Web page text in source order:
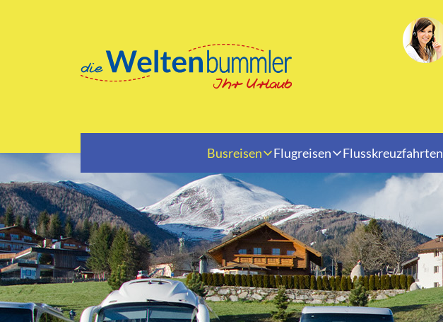
Busreisen Flugreisen Flusskreuzfahrten
Reiseziele
Albanien
Andorra
Balkan
Baltikum
Belgien
Bulgarien
Niederlande
Österreich
Polen
Rumänien
Schweiz
Skandinavien